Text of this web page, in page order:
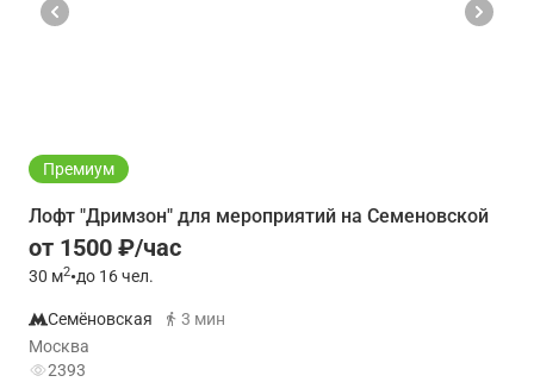
Премиум
Лофт "Дримзон" для мероприятий на Семеновской
от 1500 ₽/час
30 м2•до 16 чел.
Семёновская
3 мин
Москва
2393